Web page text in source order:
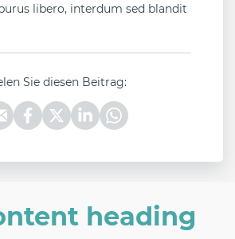
libero, interdum sed blandit
Sie diesen Beitrag:
heading